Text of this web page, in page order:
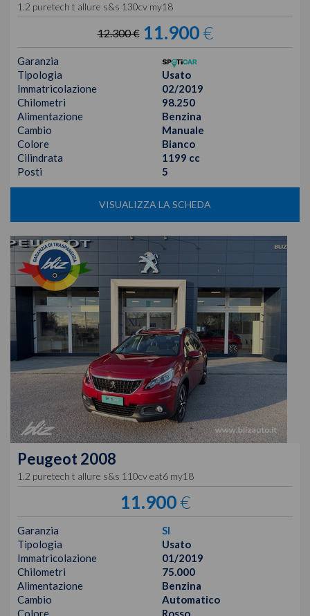
1.2 puretech t allure s&s 130cv my18
12.300 € 11.900€
Garanzia
Tipologia
Usato
Immatricolazione
02/2019
Chilometri
98.250
Alimentazione
Benzina
Cambio
Manuale
Colore
Bianco
Cilindrata
1199 cc
Posti
5
VISUALIZZA LA SCHEDA
Peugeot 2008
1.2 puretech t allure s&s 110cv eat6 my18
11.900€
Garanzia
SI
Tipologia
Usato
Immatricolazione
01/2019
Chilometri
75.000
Alimentazione
Benzina
Cambio
Automatico